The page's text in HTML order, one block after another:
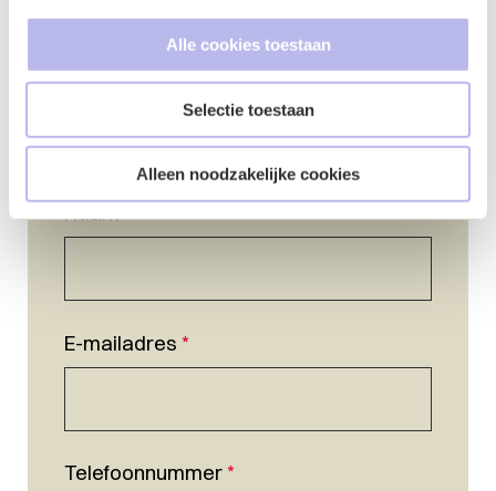
Alle cookies toestaan
Selectie toestaan
Alleen noodzakelijke cookies
Naam*
E-mailadres *
Telefoonnummer*